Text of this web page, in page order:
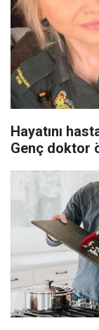
Hayatını
Genç doktor